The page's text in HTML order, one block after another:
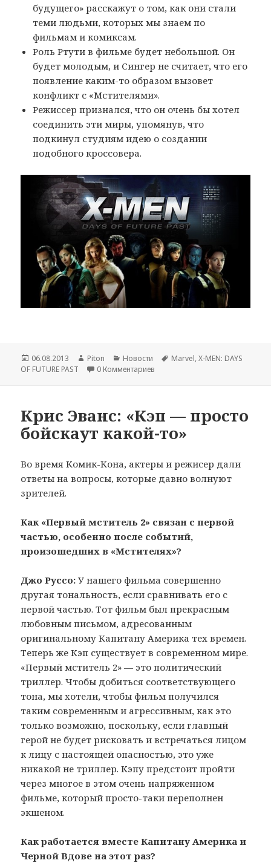
будущего» расскажут о том, как они стали
теми людьми, которых мы знаем по
фильмам и комиксам.
Роль Ртути в фильме будет небольшой. Он
будет молодым, и Сингер не считает, что его
появление каким-то образом вызовет
конфликт с «Мстителями».
Режиссер признался, что он очень бы хотел
соединить эти миры, упомянув, что
подкинул студиям идею о создании
подобного кроссовера.
Опубликовано
06.08.2013 Автор
Piton Рубрики
Новости Метки
Marvel,X-MEN: DAYS
OF FUTURE PAST
0 Комментариев
Крис Эванс: «Кэп — просто
бойскаут какой-то»
Во время Комик-Кона, актеры и режисер дали
ответы на вопросы, которые давно волнуют
зрителей.
Как «Первый мститель 2» связан с первой
частью, особенно после событий,
произошедших в «Мстителях»?
Джо Руссо: У нашего фильма совершенно
другая тональность, если сравнивать его с
первой частью. Тот фильм был прекрасным
любовным письмом, адресованным
оригинальному Капитану Америка тех времен.
Теперь же Кэп существует в современном мире.
«Первый мститель 2» — это политический
триллер. Чтобы добиться соответствующего
тона, мы хотели, чтобы фильм получился
таким современным и агрессивным, как это
только возможно, поскольку, если главный
герой не будет рисковать и встречаться лицом
к лицу с настоящей опасностью, это уже
никакой не триллер. Кэпу предстоит пройти
через многое в этом очень напряженном
фильме, который просто-таки переполнен
экшеном.
Как работается вместе Капитану Америка и
Черной Вдове на этот раз?